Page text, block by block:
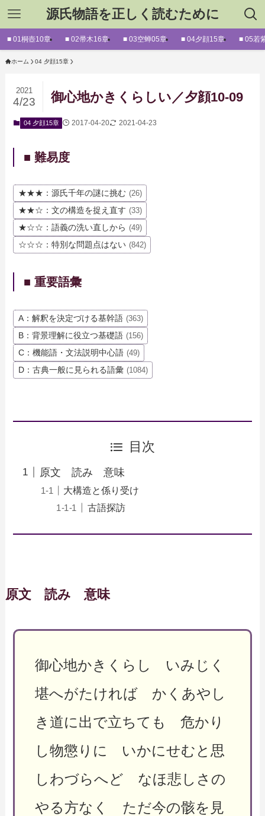
源氏物語を正しく読むために
■ 01桐壺10章 ■ 02帚木16章 ■ 03空蝉05章 ■ 04夕顔15章 ■ 05若
ホーム 04 夕顔15章
御心地かきくらしい／夕顔10-09
2021
4/23
04 夕顔15章 2017-04-20 2021-04-23
■ 難易度
★★★：源氏千年の謎に挑む (26)
★★☆：文の構造を捉え直す (33)
★☆☆：語義の洗い直しから (49)
☆☆☆：特別な問題点はない (842)
■ 重要語彙
A：解釈を決定づける基幹語 (363)
B：背景理解に役立つ基礎語 (156)
C：機能語・文法説明中心語 (49)
D：古典一般に見られる語彙 (1084)
目次
原文 読み 意味
大構造と係り受け
古語探訪
原文 読み 意味
御心地かきくらし いみじく
堪へがたければ かくあやし
き道に出で立ちても 危かり
し物懲りに いかにせむと思
しわづらへど なほ悲しさの
やる方なく ただ今の骸を見